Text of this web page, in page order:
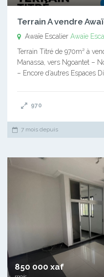
Terrain A vendre
Awaïe Escalier Awaïe
Terrain Titré de 970m² à
Manassa, vers Ngoantet –
– Encore d’autres Espaces
970
7 mois depuis
850 000 xaf